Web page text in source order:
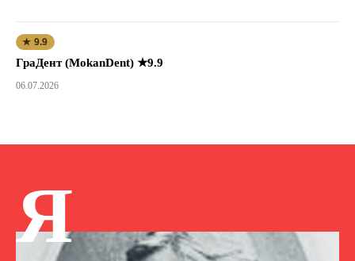
★ 9.9
ГраДент (MokanDent) ★9.9
06.07.2026
Я